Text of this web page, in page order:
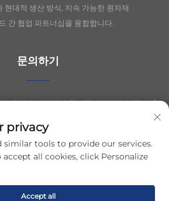
현대적 생산 방식, 지속 가능한 원자재
간 협업 파트너십을 융합합니다.
문의하기
칭커우 산업단지 칭시동로 149번지 1동 10층
+86-19564394943
[email protected]
얼리 유한공사. 모든 권리 보유.
privacy
similar tools to provide our services.
all cookies, click Personalize
Accept all